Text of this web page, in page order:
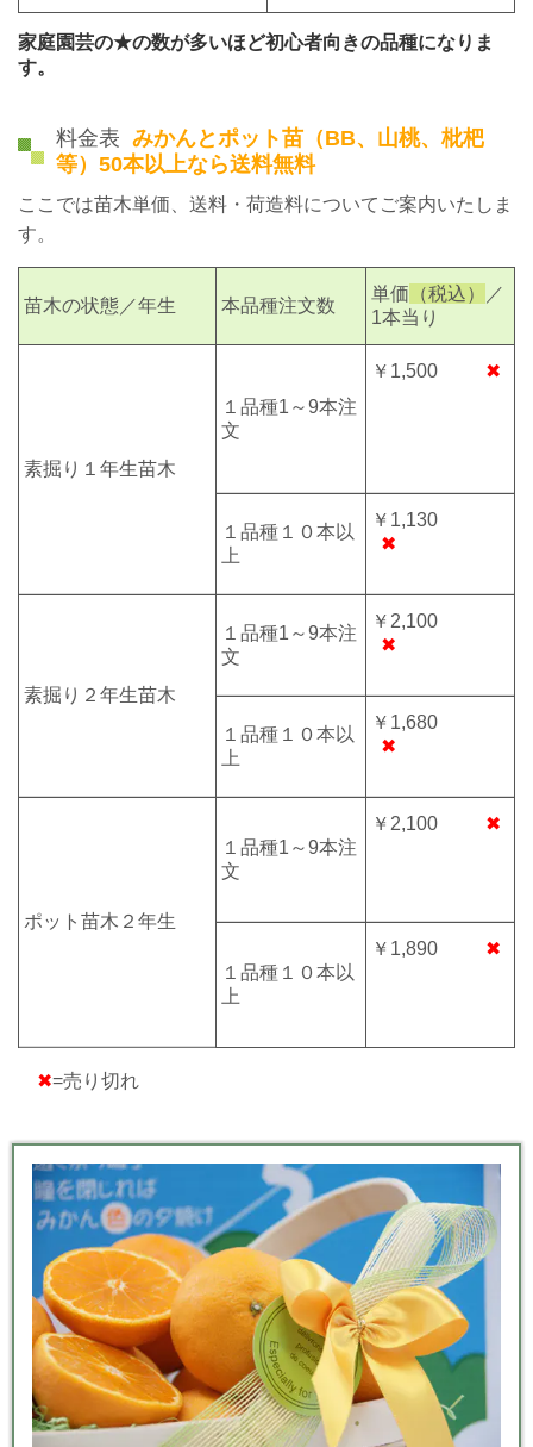
家庭園芸の★の数が多いほど初心者向きの品種になりま
す。
料金表 みかんとポット苗（BB、山桃、枇杷
等）50本以上なら送料無料
ここでは苗木単価、送料・荷造料についてご案内いたしま
す。
苗木の状態／年生 本品種注文数
単価 （税込）
／
1本当り
素掘り １年生苗木
１品種1～9本注
文
￥1,500 ✖
１品種１０本以
上
￥1,130
✖
素掘り２年生苗木
１品種1～9本注
文
￥2,100
✖
１品種１０本以
上
￥1,680
✖
ポット苗木２年生
１品種1～9本注
文
￥2,100 ✖
１品種１０本以
上
￥1,890 ✖
✖=売り切れ